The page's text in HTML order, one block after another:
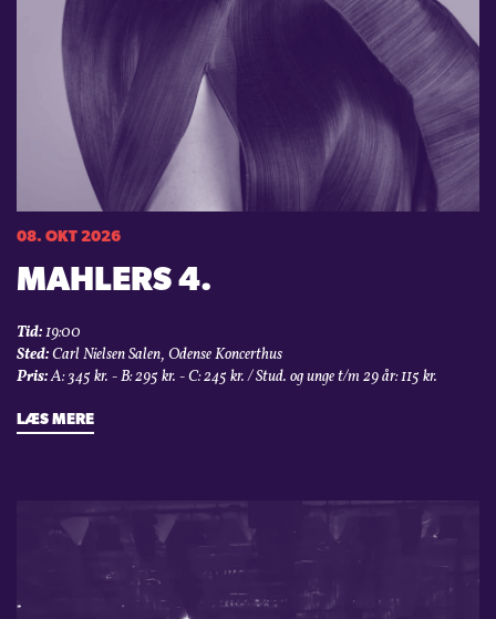
08. OKT 2026
MAHLERS 4.
Tid:19:00
Sted:Carl Nielsen Salen, Odense Koncerthus
Pris:A: 345 kr. - B: 295 kr. - C: 245 kr. / Stud. og unge t/m 29 år: 115 kr.
LÆS MERE